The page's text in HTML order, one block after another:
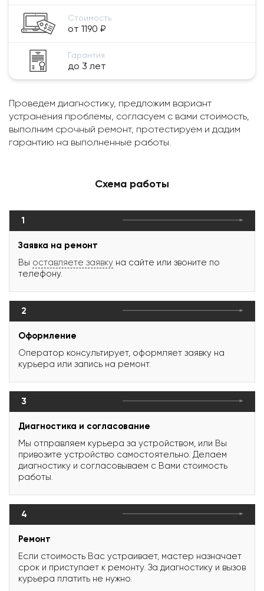
Стоимость
от 1190 ₽
Гарантия
до 3 лет
Проведем диагностику, предложим вариант
устранения проблемы, согласуем с вами стоимость,
выполним срочный ремонт, протестируем и дадим
гарантию на выполненные работы.
Схема работы
1
Заявка на ремонт
Вы оставляете заявку на сайте или звоните по
телефону.
2
Оформление
Оператор консультирует, оформляет заявку на
курьера или запись на ремонт.
3
Диагностика и согласование
Мы отправляем курьера за устройством, или Вы
привозите устройство самостоятельно. Делаем
диагностику и согласовываем с Вами стоимость
работы.
4
Ремонт
Если стоимость Вас устраивает, мастер назначает
срок и приступает к ремонту. За диагностику и вызов
курьера платить не нужно.